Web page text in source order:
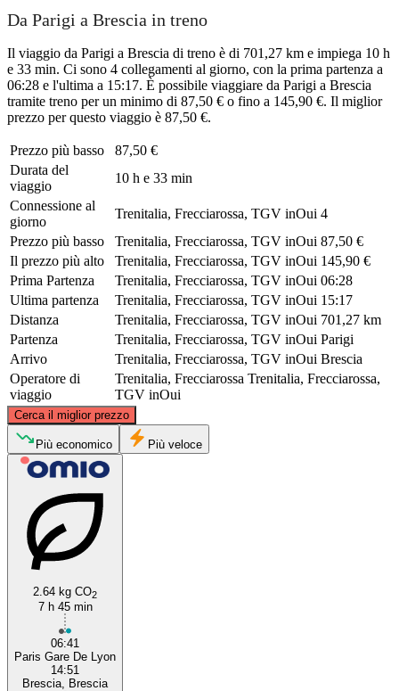
Da Parigi a Brescia in treno
Il viaggio da Parigi a Brescia di treno è di 701,27 km e impiega 10 h
e 33 min. Ci sono 4 collegamenti al giorno, con la prima partenza a
06:28 e l'ultima a 15:17. È possibile viaggiare da Parigi a Brescia
tramite treno per un minimo di 87,50 € o fino a 145,90 €. Il miglior
prezzo per questo viaggio è 87,50 €.
Prezzo più basso
87,50 €
Durata del
viaggio
10 h e 33 min
Connessione al
giorno
Trenitalia, Frecciarossa, TGV inOui 4
Prezzo più basso
Trenitalia, Frecciarossa, TGV inOui 87,50 €
Il prezzo più alto
Trenitalia, Frecciarossa, TGV inOui 145,90 €
Prima Partenza
Trenitalia, Frecciarossa, TGV inOui 06:28
Ultima partenza
Trenitalia, Frecciarossa, TGV inOui 15:17
Distanza
Trenitalia, Frecciarossa, TGV inOui 701,27 km
Partenza
Trenitalia, Frecciarossa, TGV inOui Parigi
Arrivo
Trenitalia, Frecciarossa, TGV inOui Brescia
Operatore di
viaggio
Trenitalia, Frecciarossa Trenitalia, Frecciarossa,
TGV inOui
Cerca il miglior prezzo
Paris
Più economico Più veloce
2.64 kg CO2
7 h 45 min
06:41
Paris Gare De Lyon
14:51
Brescia, Brescia